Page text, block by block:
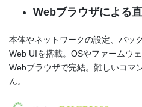
Webブラウザによる
本体やネットワークの設定、バッ
Web UIを搭載。OSやファームウ
Webブラウザで完結。難しいコマ
ん。